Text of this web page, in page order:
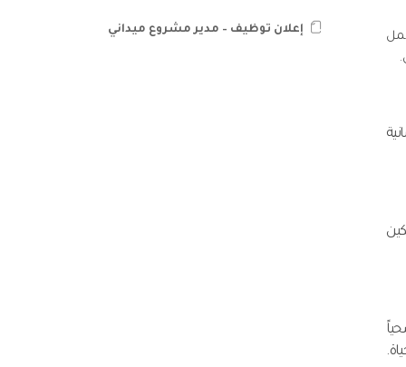
إعلان توظيف – مدير مشروع ميداني